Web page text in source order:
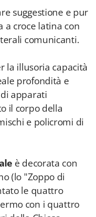
suggestione e pur
a croce latina con
comunicanti.
la illusoria capacità
profondità e
apparati
il corpo della
e policromi di
è decorata con
(lo "Zoppo di
le quattro
con i quattro